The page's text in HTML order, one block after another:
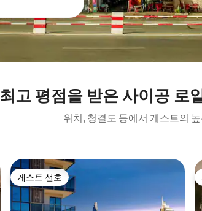
최고 평점을 받은 사이공 로
위치, 청결도 등에서 게스트의
게스트 선호
게스트 선호